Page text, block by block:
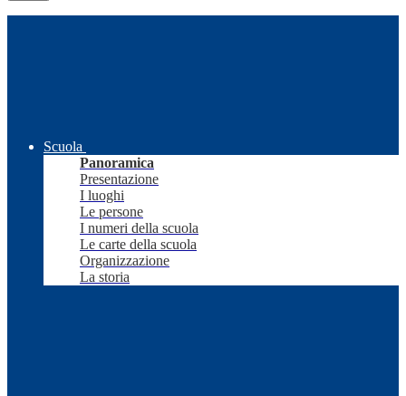
Scuola
Panoramica
Presentazione
I luoghi
Le persone
I numeri della scuola
Le carte della scuola
Organizzazione
La storia